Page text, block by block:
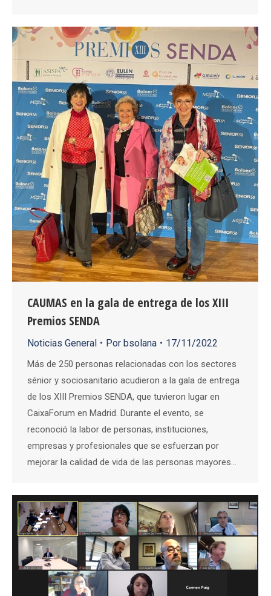
CAUMAS en la gala de entrega de los XIII
Premios SENDA
Noticias General Por bsolana 17/11/2022
Más de 250 personas relacionadas con los sectores
sénior y sociosanitario acudieron a la gala de entrega
de los XIII Premios SENDA, que tuvieron lugar en
CaixaForum en Madrid. Durante el evento, se
reconoció la labor de personas, instituciones,
empresas y profesionales que se esfuerzan por
mejorar la calidad de vida de las personas mayores…